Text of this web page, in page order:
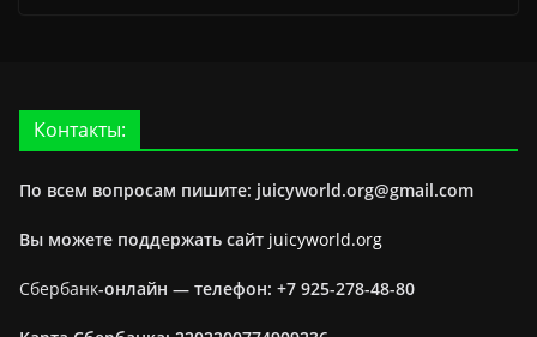
Контакты:
По всем вопросам пишите: juicyworld.org@gmail.com
Вы можете поддержать сайт juicyworld.org
Сбербанк-онлайн — телефон: +7 925-278-48-80